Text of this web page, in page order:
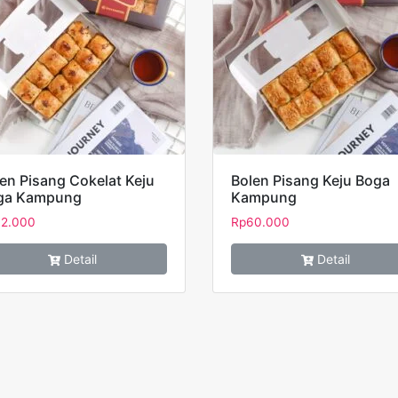
Pisang Cokelat Keju
Kampung
Detail
Bolen Pisang Keju Boga
Kampung
Rp60.000
Detail